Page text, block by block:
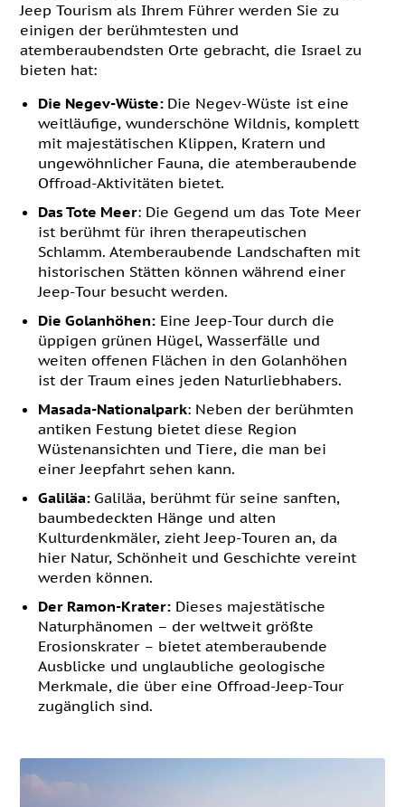
Jeep Tourism als Ihrem Führer werden Sie zu
einigen der berühmtesten und
atemberaubendsten Orte gebracht, die Israel zu
bieten hat:
Die Negev-Wüste: Die Negev-Wüste ist eine
weitläufige, wunderschöne Wildnis, komplett
mit majestätischen Klippen, Kratern und
ungewöhnlicher Fauna, die atemberaubende
Offroad-Aktivitäten bietet.
Das Tote Meer: Die Gegend um das Tote Meer
ist berühmt für ihren therapeutischen
Schlamm. Atemberaubende Landschaften mit
historischen Stätten können während einer
Jeep-Tour besucht werden.
Die Golanhöhen: Eine Jeep-Tour durch die
üppigen grünen Hügel, Wasserfälle und
weiten offenen Flächen in den Golanhöhen
ist der Traum eines jeden Naturliebhabers.
Masada-Nationalpark: Neben der berühmten
antiken Festung bietet diese Region
Wüstenansichten und Tiere, die man bei
einer Jeepfahrt sehen kann.
Galiläa: Galiläa, berühmt für seine sanften,
baumbedeckten Hänge und alten
Kulturdenkmäler, zieht Jeep-Touren an, da
hier Natur, Schönheit und Geschichte vereint
werden können.
Der Ramon-Krater: Dieses majestätische
Naturphänomen – der weltweit größte
Erosionskrater – bietet atemberaubende
Ausblicke und unglaubliche geologische
Merkmale, die über eine Offroad-Jeep-Tour
zugänglich sind.